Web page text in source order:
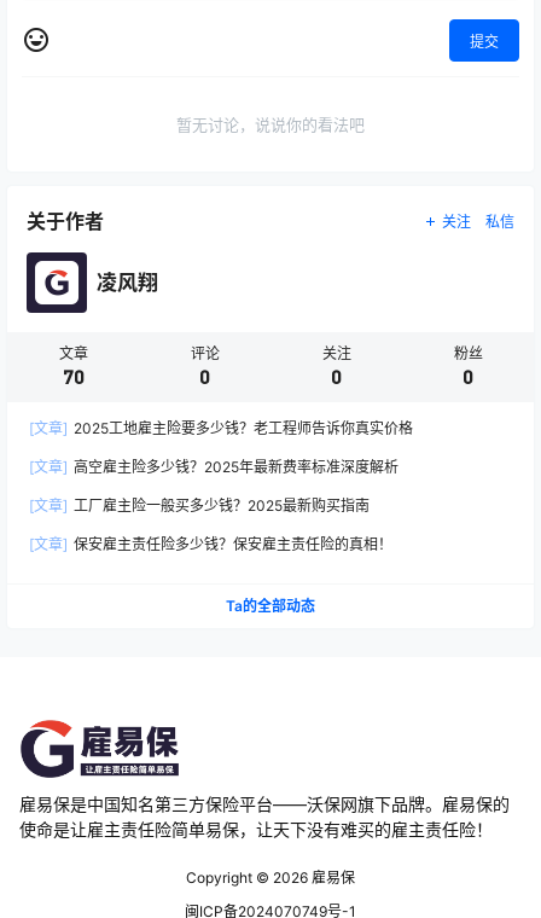
提交
暂无讨论，说说你的看法吧
关于作者 关注 私信
凌风翔
文章
70
评论
0
关注
0
粉丝
0
[文章] 2025工地雇主险要多少钱？老工程师告诉你真实价格
[文章] 高空雇主险多少钱？2025年最新费率标准深度解析
[文章] 工厂雇主险一般买多少钱？2025最新购买指南
[文章] 保安雇主责任险多少钱？保安雇主责任险的真相！
Ta的全部动态
雇易保是中国知名第三方保险平台——沃保网旗下品牌。雇易保的
使命是让雇主责任险简单易保，让天下没有难买的雇主责任险！
Copyright © 2026 雇易保
闽ICP备2024070749号-1